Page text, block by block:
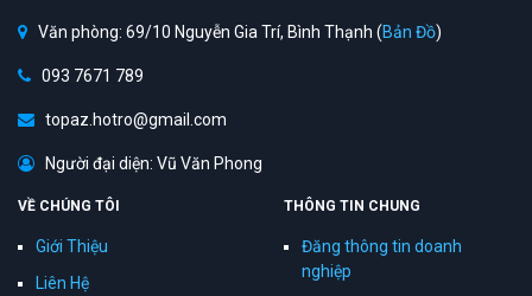
Văn phòng: 69/10 Nguyễn Gia Trí, Bình Thạnh (Bản Đồ)
093 7671 789
topaz.hotro@gmail.com
Người đại diện: Vũ Văn Phong
VỀ CHÚNG TÔI
Giới Thiệu
Liên Hệ
THÔNG TIN CHUNG
Đăng thông tin doanh
nghiệp